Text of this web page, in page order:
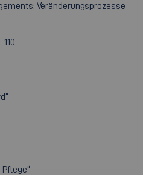
Veränderungsprozesse
Pflege“